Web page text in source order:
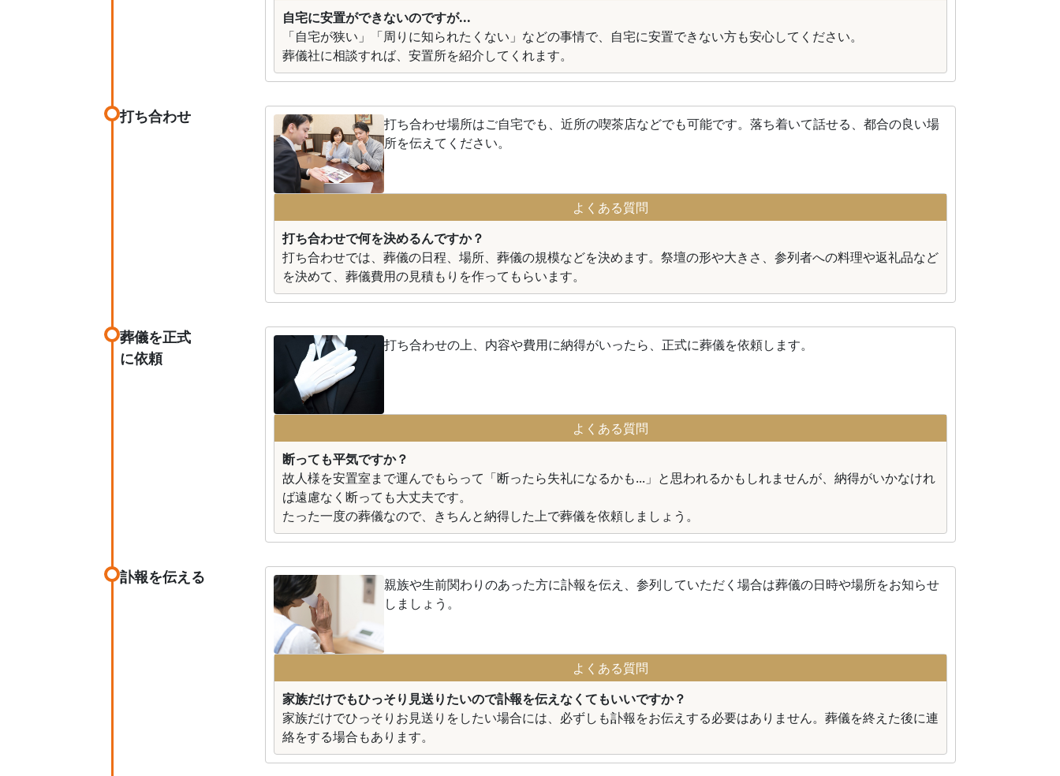
自宅に安置ができないのですが...
「自宅が狭い」「周りに知られたくない」などの事情で、自宅に安置できない方も安心してください。
葬儀社に相談すれば、安置所を紹介してくれます。
打ち合わせ
打ち合わせ場所はご自宅でも、近所の喫茶店などでも可能です。落ち着いて話せる、都合の良い場
所を伝えてください。
よくある質問
打ち合わせで何を決めるんですか？
打ち合わせでは、葬儀の日程、場所、葬儀の規模などを決めます。祭壇の形や大きさ、参列者への料理や返礼品など
を決めて、葬儀費用の見積もりを作ってもらいます。
葬儀を正式
に依頼
打ち合わせの上、内容や費用に納得がいったら、正式に葬儀を依頼します。
よくある質問
断っても平気ですか？
故人様を安置室まで運んでもらって「断ったら失礼になるかも...」と思われるかもしれませんが、納得がいかなけれ
ば遠慮なく断っても大丈夫です。
たった一度の葬儀なので、きちんと納得した上で葬儀を依頼しましょう。
訃報を伝える
親族や生前関わりのあった方に訃報を伝え、参列していただく場合は葬儀の日時や場所をお知らせ
しましょう。
よくある質問
家族だけでもひっそり見送りたいので訃報を伝えなくてもいいですか？
家族だけでひっそりお見送りをしたい場合には、必ずしも訃報をお伝えする必要はありません。葬儀を終えた後に連
絡をする場合もあります。